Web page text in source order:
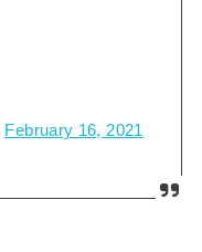
February 16, 2021